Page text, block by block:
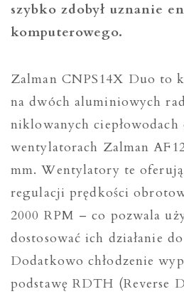
szybko zdobył uznanie
komputerowego.
Zalman CNPS14X Duo to
na dwóch aluminiowych
niklowanych ciepłowodach
wentylatorach Zalman
mm. Wentylatory te
regulacji prędkości
2000 RPM – co pozwala
dostosować ich działanie
Dodatkowo chłodzenie
podstawę RDTH (Reverse